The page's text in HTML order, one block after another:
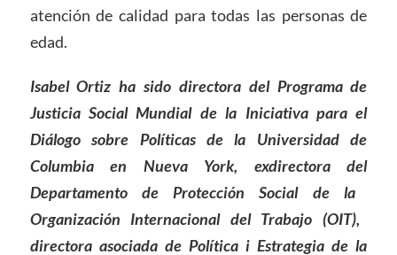
atención de calidad para todas las personas de
edad.
Isabel Ortizha sido directora del Programa de
Justicia Social Mundial de la Iniciativa para el
Diálogo sobre Políticas de la Universidad de
Columbia en Nueva York, exdirectora del
Departamento de Protección Social de la
Organización Internacional del Trabajo (OIT),
directora asociada de Política i Estrategia dela